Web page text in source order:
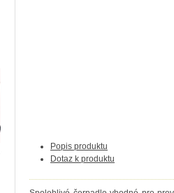
Popis produktu
Dotaz k produktu